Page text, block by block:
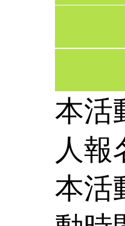
本活
人報
本活